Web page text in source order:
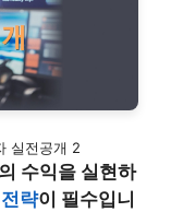
실전공개 2
수익을 실현하
략이 필수입니